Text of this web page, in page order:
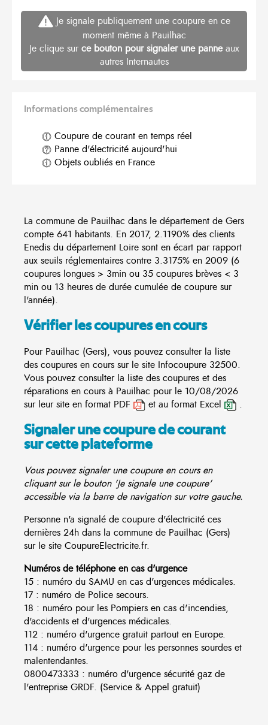
Je signale publiquement une coupure en ce
moment même à Pauilhac
Je clique sur ce bouton pour signaler une panneaux
autres Internautes
Informations complémentaires
Coupure de courant en temps réel
Panne d'électricité aujourd'hui
Objets oubliés en France
La commune de Pauilhac dans le département de Gers
compte 641 habitants. En 2017, 2.1190% des clients
Enedis du département Loire sont en écart par rapport
aux seuils réglementaires contre 3.3175% en 2009 (6
coupures longues > 3min ou 35 coupures brèves < 3
min ou 13 heures de durée cumulée de coupure sur
l'année).
Vérifier les coupures en cours
Pour Pauilhac (Gers), vous pouvez consulter la liste
des coupures en cours sur le site Infocoupure 32500.
Vous pouvez consulter la liste des coupures et des
réparations en cours à Pauilhac pour le 10/08/2026
sur leur site en format PDF
et au format Excel .
Signaler une coupure de courant
sur cette plateforme
Vous pouvez signaler une coupure en cours en
cliquant sur le bouton 'Je signale une coupure'
accessible via la barre de navigation sur votre gauche.
Personne n'a signalé de coupure d'électricité ces
dernières 24h dans la commune de Pauilhac (Gers)
sur le site CoupureElectricite.fr.
Numéros de téléphone en cas d'urgence
15 : numéro du SAMU en cas d'urgences médicales.
17 : numéro de Police secours.
18 : numéro pour les Pompiers en cas d'incendies,
d'accidents et d'urgences médicales.
112 : numéro d'urgence gratuit partout en Europe.
114 : numéro d'urgence pour les personnes sourdes et
malentendantes.
0800473333 : numéro d'urgence sécurité gaz de
l'entreprise GRDF. (Service & Appel gratuit)